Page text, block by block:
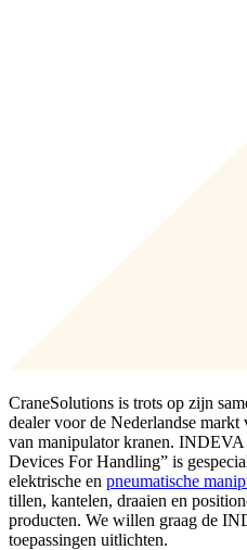
CraneSolutions is trots op zijn
dealer voor de Nederlandse markt
van manipulator kranen.
Devices For Handling” is
elektrische en pneumatische
tillen, kantelen, draaien en
producten. We willen graag de
toepassingen uitlichten.